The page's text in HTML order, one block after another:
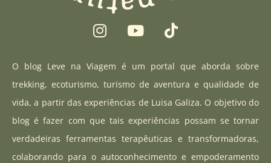
I
n
t
a
g
a
m
Y
o
t
u
b
T
i
t
o
k
O blog Leve na Viagem é um portal que aborda sobre
trekking, ecoturismo, turismo de aventura e qualidade de
vida, a partir das experiências de Luisa Galiza. O objetivo do
blog é fazer com que tais experiências possam se tornar
verdadeiras ferramentas terapêuticas e transformadoras,
colaborando para o autoconhecimento e empoderamento